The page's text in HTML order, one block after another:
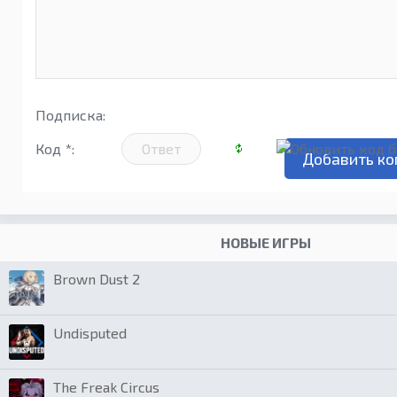
Подписка:
Код *:
НОВЫЕ ИГРЫ
Brown Dust 2
Undisputed
The Freak Circus